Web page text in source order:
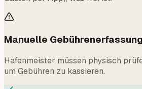
Manuelle Gebührenerfassung
Hafenmeister müssen physisch
um Gebühren zu kassieren.